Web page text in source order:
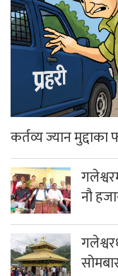
कर्तव्य ज्यान मुद्दाका
नौ